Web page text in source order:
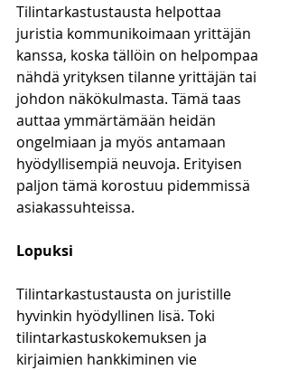
Tilintarkastustausta helpottaa
juristia kommunikoimaan yrittäjän
kanssa, koska tällöin on helpompaa
nähdä yrityksen tilanne yrittäjän tai
johdon näkökulmasta. Tämä taas
auttaa ymmärtämään heidän
ongelmiaan ja myös antamaan
hyödyllisempiä neuvoja. Erityisen
paljon tämä korostuu pidemmissä
asiakassuhteissa.
Lopuksi
Tilintarkastustausta on juristille
hyvinkin hyödyllinen lisä. Toki
tilintarkastuskokemuksen ja
kirjaimien hankkiminen vie